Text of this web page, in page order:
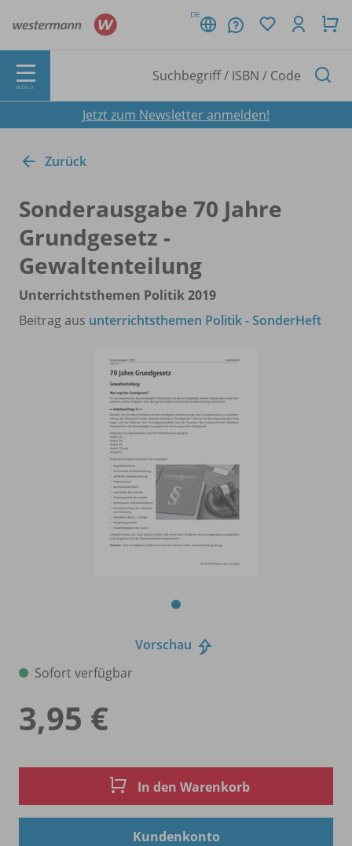
DE
MENÜ
Jetzt zum Newsletter anmelden!
Zurück
Sonderausgabe 70 Jahre
Grundgesetz -
Gewaltenteilung
Unterrichtsthemen Politik 2019
Beitrag aus unterrichtsthemen Politik - SonderHeft
Vorschau
Sofort verfügbar
3,95 €
In den Warenkorb
Kundenkonto